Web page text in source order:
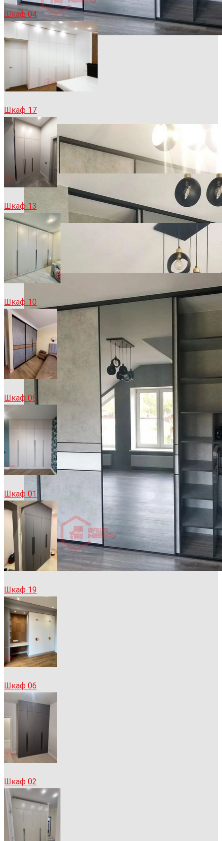
Sample Text
Шкаф 04
Шкаф 17
Шкаф 13
Шкаф 10
Шкаф 08
Шкаф 01
Шкаф 19
Шкаф 06
Шкаф 02